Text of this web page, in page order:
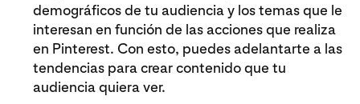
demográficos de tu audiencia y los temas que le
interesan en función de las acciones que realiza
en Pinterest. Con esto, puedes adelantarte a las
tendencias para crear contenido que tu
audiencia quiera ver.